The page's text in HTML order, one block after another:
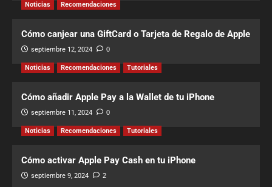
Noticias Recomendaciones
Cómo canjear una GiftCard o Tarjeta de Regalo de Apple
septiembre 12, 2024 0
Noticias Recomendaciones Tutoriales
Cómo añadir Apple Pay a la Wallet de tu iPhone
septiembre 11, 2024 0
Noticias Recomendaciones Tutoriales
Cómo activar Apple Pay Cash en tu iPhone
septiembre 9, 2024 2